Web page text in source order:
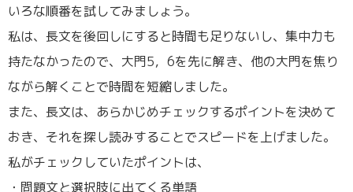
いろな順番を試してみましょう。
私は、長文を後回しにすると時間も足りないし、集中力も
持たなかったので、大門5，6を先に解き、他の大門を焦り
ながら解くことで時間を短縮しました。
また、長文は、あらかじめチェックするポイントを決めて
おき、それを探し読みすることでスピードを上げました。
私がチェックしていたポイントは、
・問題文と選択肢に出てくる単語